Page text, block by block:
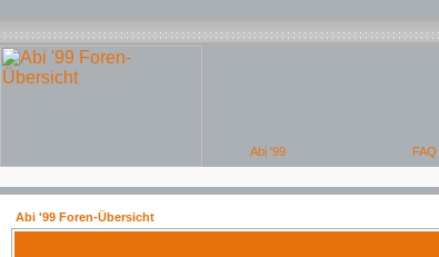
Abi '99 Foren-Übersicht